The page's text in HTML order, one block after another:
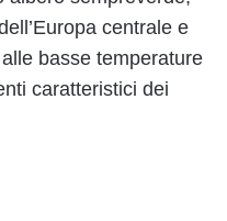
centrale e
basse temperature
caratteristici dei